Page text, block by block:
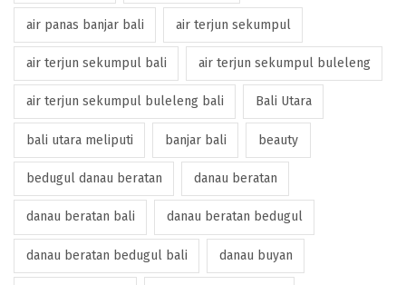
air panas banjar bali air terjun sekumpul
air terjun sekumpul bali air terjun sekumpul buleleng
air terjun sekumpul buleleng bali Bali Utara
bali utara meliputi banjar bali beauty
bedugul danau beratan danau beratan
danau beratan bali danau beratan bedugul
danau beratan bedugul bali danau buyan